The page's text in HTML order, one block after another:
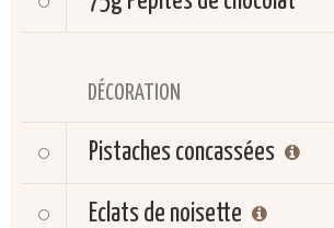
DÉCORATION
Pistaches concassées
Eclats de noisette